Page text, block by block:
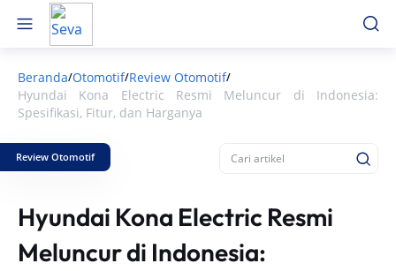
Beranda/Otomotif/Review Otomotif/
Hyundai Kona Electric Resmi Meluncur di Indonesia:
Spesifikasi, Fitur, dan Harganya
Review Otomotif
Hyundai Kona Electric Resmi
Meluncur di Indonesia: